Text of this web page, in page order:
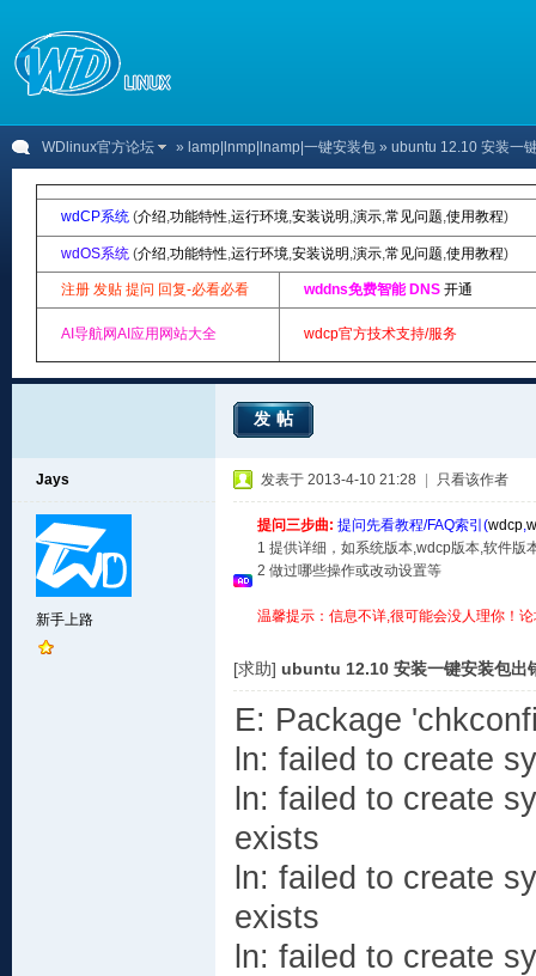
WDlinux官方论坛 » lamp|lnmp|lnamp|一键安装包 » ubuntu 12.10 安装一
wdCP系统 (介绍,功能特性,运行环境,安装说明 ,演示,常见问题,使用教程)
wdOS系统 (介绍,功能特性,运行环境,安装说明 ,演示,常见问题,使用教程)
注册 发贴 提问 回复-必看必看 wddns免费智能 DNS 开通
AI导航网AI应用网站大全 wdcp官方技术支持/服务
发帖
Jays
新手上路
发表于 2013-4-10 21:28 只看该作者
提问三步曲: 提问先看教程/FAQ索引(wdcp,
1 提供详细，如系统版本,wdcp版本,软件版
2 做过哪些操作或改动设置等
温馨提示：信息不详,很可能会没人理你！
[求助] ubuntu 12.10 安装一键安装包出
E: Package
ln: failed to create
ln: failed to create
exists
ln: failed to create
exists
ln: failed to create